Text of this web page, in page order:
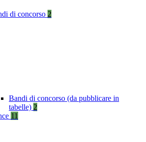
di concorso 2
Bandi di concorso (da pubblicare in
tabelle) 2
11